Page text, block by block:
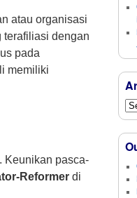
atau organisasi
terafiliasi dengan
pada
memiliki
Keunikan pasca-
Reformer di